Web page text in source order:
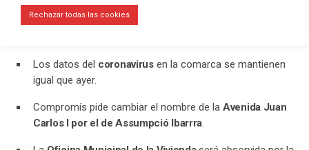
En el programaVersión Radio-El Aperitivo
Los datos del coronavirusen la comarca se mantienen
igual que ayer.
Compromís pide cambiar el nombre de la Avenida Juan
Carlos I por el de Assumpció Ibarrra
Rechazar todas las cookies